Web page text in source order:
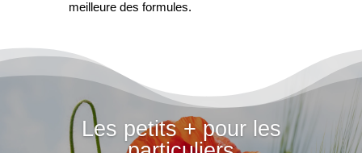
meilleure des formules.
Les petits + pour les